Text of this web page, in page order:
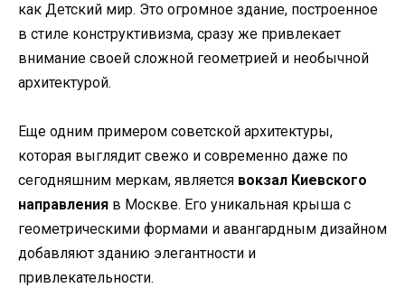
как Детский мир. Это огромное здание, построенное
в стиле конструктивизма, сразу же привлекает
внимание своей сложной геометрией и необычной
архитектурой.
Еще одним примером советской архитектуры,
которая выглядит свежо и современно даже по
сегодняшним меркам, является вокзал Киевского
направления в Москве. Его уникальная крыша с
геометрическими формами и авангардным дизайном
добавляют зданию элегантности и
привлекательности.